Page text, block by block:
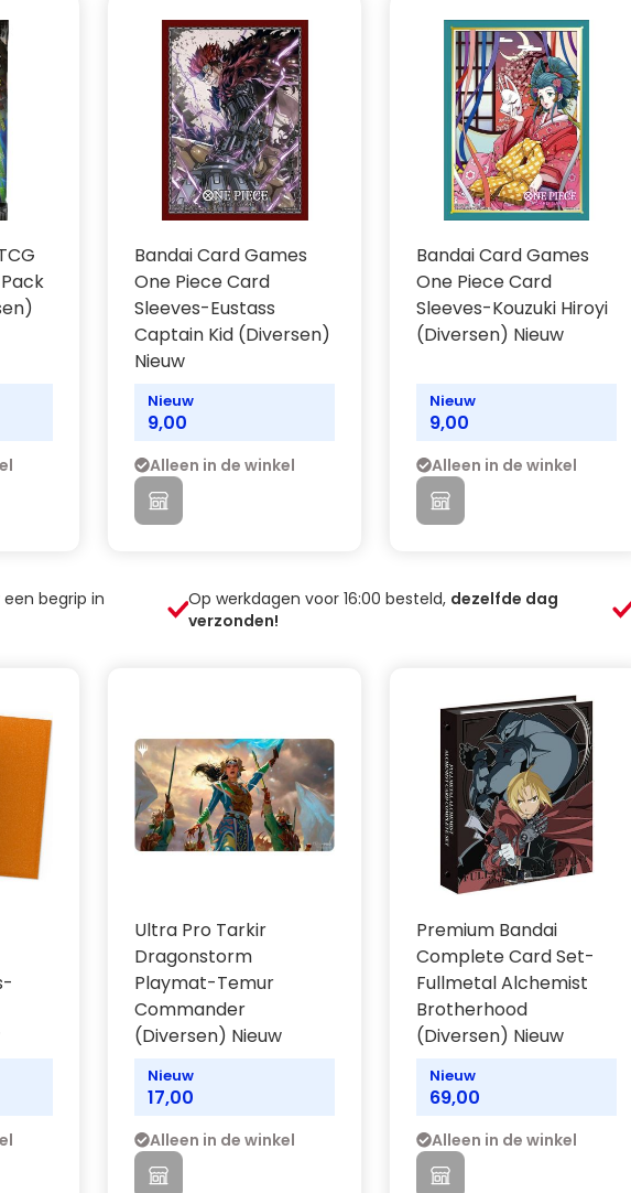
Bandai Card Games
One Piece Card
Sleeves-Eustass
Captain Kid (Diversen)
Nieuw
Nieuw
9,00
Alleen in de winkel
Bandai Card Games
One Piece Card
Sleeves-Kouzuki Hiroyi
(Diversen) Nieuw
Nieuw
9,00
Alleen in de winkel
een begrip in
Op werkdagen voor 16:00 besteld, dezelfde dag
verzonden!
Ultra Pro Tarkir
Dragonstorm
Playmat-Temur
Commander
(Diversen) Nieuw
Nieuw
17,00
Alleen in de winkel
Premium Bandai
Complete Card Set-
Fullmetal Alchemist
Brotherhood
(Diversen) Nieuw
Nieuw
69,00
Alleen in de winkel